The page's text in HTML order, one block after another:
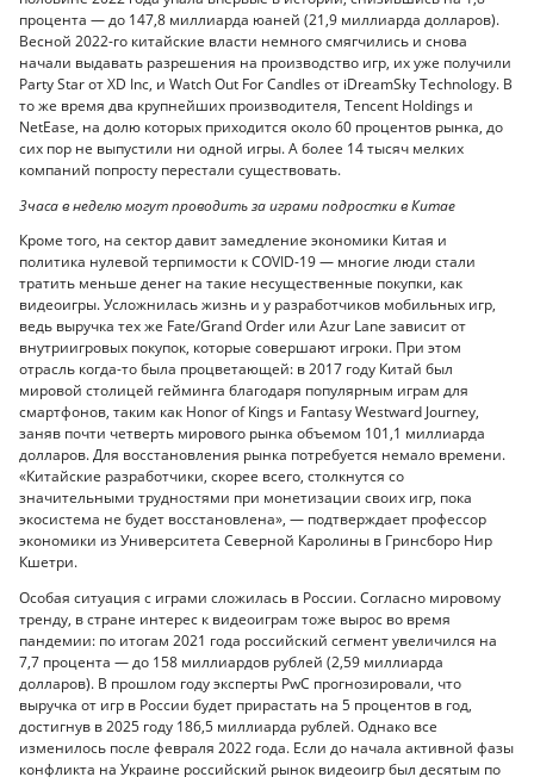
процента — до 147,8 миллиарда юаней (21,9 миллиарда долларов).
Весной 2022-го китайские власти немного смягчились и снова
начали выдавать разрешения на производство игр, их уже получили
Party Star от XD Inc, и Watch Out For Candles от iDreamSky Technology. В
то же время два крупнейших производителя, Tencent Holdings и
NetEase, на долю которых приходится около 60 процентов рынка, до
сих пор не выпустили ни одной игры. А более 14 тысяч мелких
компаний попросту перестали существовать.
3часа в неделю могут проводить за играми подростки в Китае
Кроме того, на сектор давит замедление экономики Китая и
политика нулевой терпимости к COVID-19 — многие люди стали
тратить меньше денег на такие несущественные покупки, как
видеоигры. Усложнилась жизнь и у разработчиков мобильных игр,
ведь выручка тех же Fate/Grand Order или Azur Lane зависит от
внутриигровых покупок, которые совершают игроки. При этом
отрасль когда-то была процветающей: в 2017 году Китай был
мировой столицей гейминга благодаря популярным играм для
смартфонов, таким как Honor of Kings и Fantasy Westward Journey,
заняв почти четверть мирового рынка объемом 101,1 миллиарда
долларов. Для восстановления рынка потребуется немало времени.
«Китайские разработчики, скорее всего, столкнутся со
значительными трудностями при монетизации своих игр, пока
экосистема не будет восстановлена», — подтверждает профессор
экономики из Университета Северной Каролины в Гринсборо Нир
Кшетри.
Особая ситуация с играми сложилась в России. Согласно мировому
тренду, в стране интерес к видеоиграм тоже вырос во время
пандемии: по итогам 2021 года российский сегмент увеличился на
7,7 процента — до 158 миллиардов рублей (2,59 миллиарда
долларов). В прошлом году эксперты PwC прогнозировали, что
выручка от игр в России будет прирастать на 5 процентов в год,
достигнув в 2025 году 186,5 миллиарда рублей. Однако все
изменилось после февраля 2022 года. Если до начала активной фазы
конфликта на Украине российский рынок видеоигр был десятым по